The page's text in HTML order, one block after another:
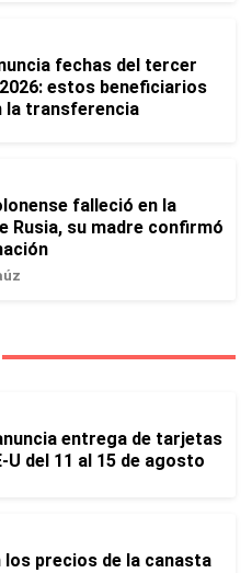
fechas del tercer
estos beneficiarios
la transferencia
falleció en la
Rusia, su madre confirmó
entrega de tarjetas
U del 11 al 15 de agosto
los precios de la canasta